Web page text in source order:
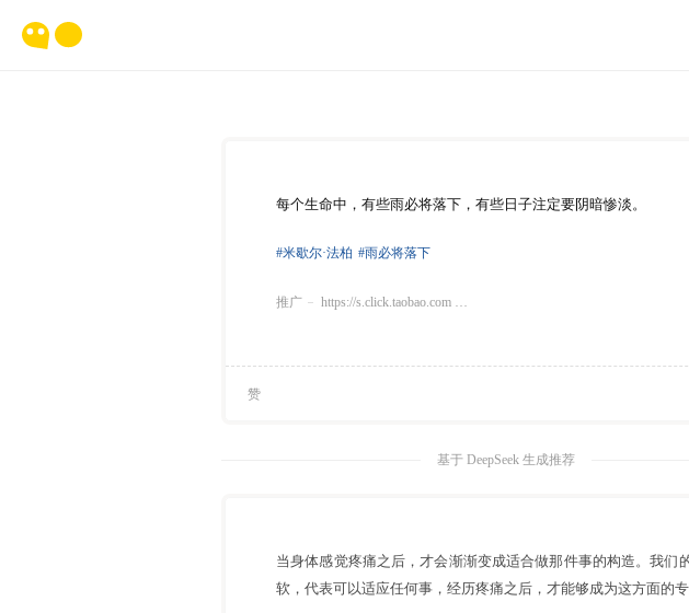
每个生命中，有些雨必将落下，有些日子注定要阴暗惨淡。
#米歇尔·法柏 #雨必将落下
推广 https://s.click.taobao.com …
赞
基于 DeepSeek 生成推荐
当身体感觉疼痛之后，才会渐渐变成适合做那件事的构造。我们
软，代表可以适应任何事，经历疼痛之后，才能够成为这方面的专